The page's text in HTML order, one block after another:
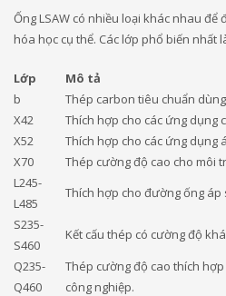
Ống LSAW có nhiều loại khác nhau để
hóa học cụ thể. Các lớp phổ biến nhất
Lớp
Mô tả
b
Thép carbon tiêu chuẩn
X42
Thích hợp cho các ứng dụng
X52
Thích hợp cho các ứng dụng
X70
Thép cường độ cao cho môi
L245-
L485
Thích hợp cho đường ống áp
S235-
S460
Kết cấu thép có cường độ
Q235-
Q460
Thép cường độ cao thích
công nghiệp.